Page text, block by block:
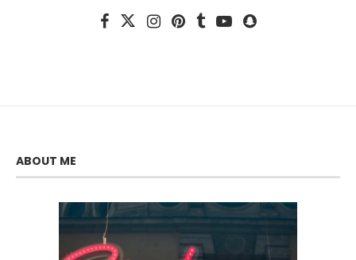
ABOUT ME